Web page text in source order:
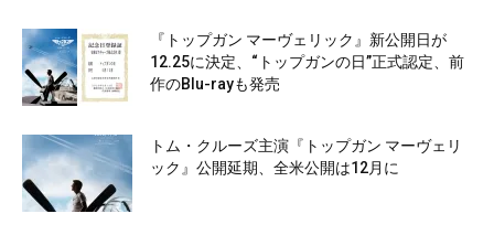
『トップガン マーヴェリック』新公開日が
12.25に決定、“トップガンの日”正式認定、前
作のBlu-rayも発売
トム・クルーズ主演『トップガン マーヴェリ
ック』公開延期、全米公開は12月に